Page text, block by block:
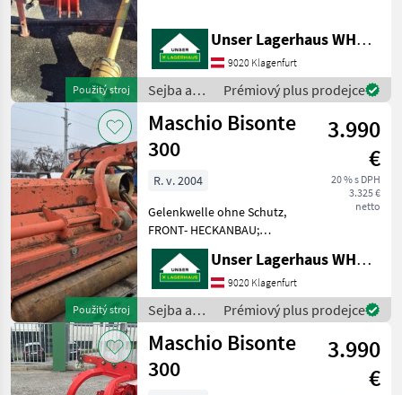
Použitý stroj
telefonisch, ob die
von Ihnen angefragte
Maschine aktuell bei uns
am Lager steht. Wir
inserieren auch
Unser Lagerhaus WHG, Kärnten, Klagenfurt
9020 Klagenfurt
Sejba a
starostlivosť
o plodinu
/ Maschio
Prémiový plus prodejce
Použitý stroj
Maschio Bisonte
300
3.990
€
20 % s DPH
3.325 €
netto
R. v. 2004
Gelenkwelle ohne Schutz,
FRONT- HECKANBAU;
Informieren Sie sich bitte
vor Fahrt-Antritt
telefonisch, ob die von
Ihnen angefragte Maschine
aktuell bei uns am Lager
Unser Lagerhaus WHG, Kärnten, Klagenfurt
9020 Klagenfurt
Sejba a
starostlivosť
o plodinu
/ Maschio
Prémiový plus prodejce
Maschio Bisonte
300
3.990
€